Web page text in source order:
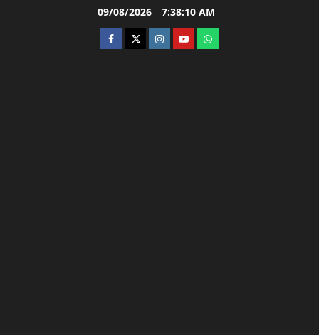
09/08/2026 7:38:11 AM
facebooktwitterinstagram.com
youtubewhatsapp